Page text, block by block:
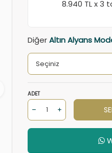
8.940 TL x 3
DiğerAltın Alyans
ADET